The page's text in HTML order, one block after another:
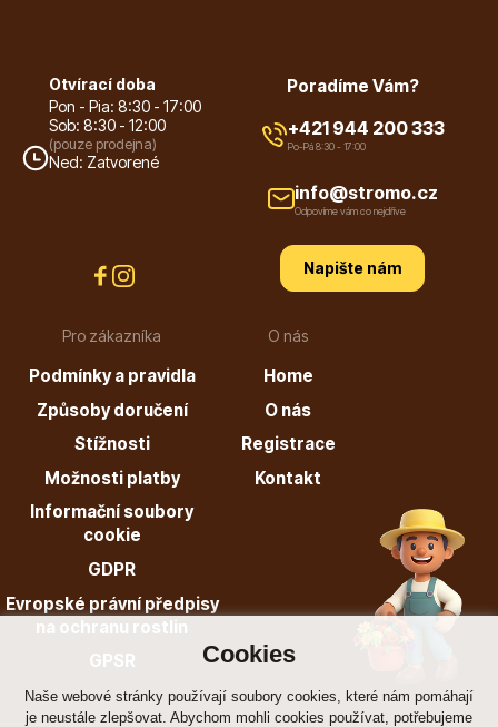
Cookies
Naše webové stránky používají soubory cookies, které nám pomáhají
je neustále zlepšovat. Abychom mohli cookies používat, potřebujeme
Po-Pá 9:00 - 17:00
Otvírací doba
Pon - Pia: 8:30 - 17:00
Sob: 8:30 - 12:00
(pouze prodejna)
Ned: Zatvorené
Pro zákazníka
Podmínky a pravidla
Způsoby doručení
Stížnosti
Možnosti platby
Informační soubory
cookie
GDPR
Evropské právní předpisy
na ochranu rostlin
GPSR
O nás
Home
O nás
Registrace
Kontakt
Poradíme Vám?
+421 944 200 333
Po-Pá 8:30 - 17:00
info@stromo.cz
Odpovíme vám co nejdříve
Napište nám